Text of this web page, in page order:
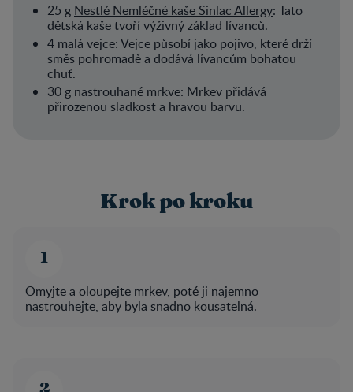
25 g Nestlé Nemléčné kaše Sinlac Allergy: Tato
dětská kaše tvoří výživný základ lívanců.
4 malá vejce: Vejce působí jako pojivo, které drží
směs pohromadě a dodává lívancům bohatou
chuť.
30 g nastrouhané mrkve: Mrkev přidává
přirozenou sladkost a hravou barvu.
Krok po kroku
Omyjte a oloupejte mrkev, poté ji najemno
nastrouhejte, aby byla snadno kousatelná.